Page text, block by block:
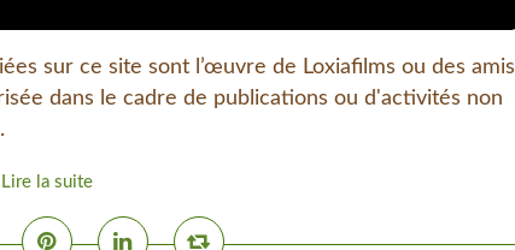
sur ce site sont l’œuvre de Loxiafilms ou des amis
dans le cadre de publications ou d'activités non
Lire la suite